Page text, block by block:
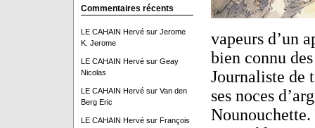
Commentaires récents
LE CAHAIN Hervésur Jerome
K. Jerome
LE CAHAIN Hervésur Geay
Nicolas
LE CAHAIN Hervésur Van den
Berg Eric
LE CAHAIN Hervésur François
vapeurs d’un
bien connu
Journaliste de
ses noces